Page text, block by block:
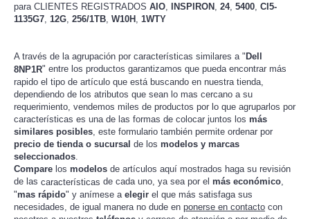
para CLIENTES REGISTRADOS AIO INSPIRON 24, 5400 CI5-
1135G7 12G 256/1TB W10H 1WTY
A través de la agrupación por características similares a " Dell
8NP1R" entre los productos garantizamos que pueda encontrar más
rapido el tipo de artículo que está buscando en nuestra tienda,
dependiendo de los atributos que sean lo mas cercano a su
requerimiento, vendemos miles de productos por lo que agruparlos por
características es una de las formas de colocar juntos los más
similares posibles , este formulario también permite ordenar por
precio de tienda o sucursal de los modelos y marcas
seleccionados
Compare los modelos de artículos aquí mostrados haga su revisión
de las características de cada uno, ya sea por el más económico
"mas rápido" y anímese a elegir el que más satisfaga sus
necesidades, de igual manera no dude en ponerse en contacto con